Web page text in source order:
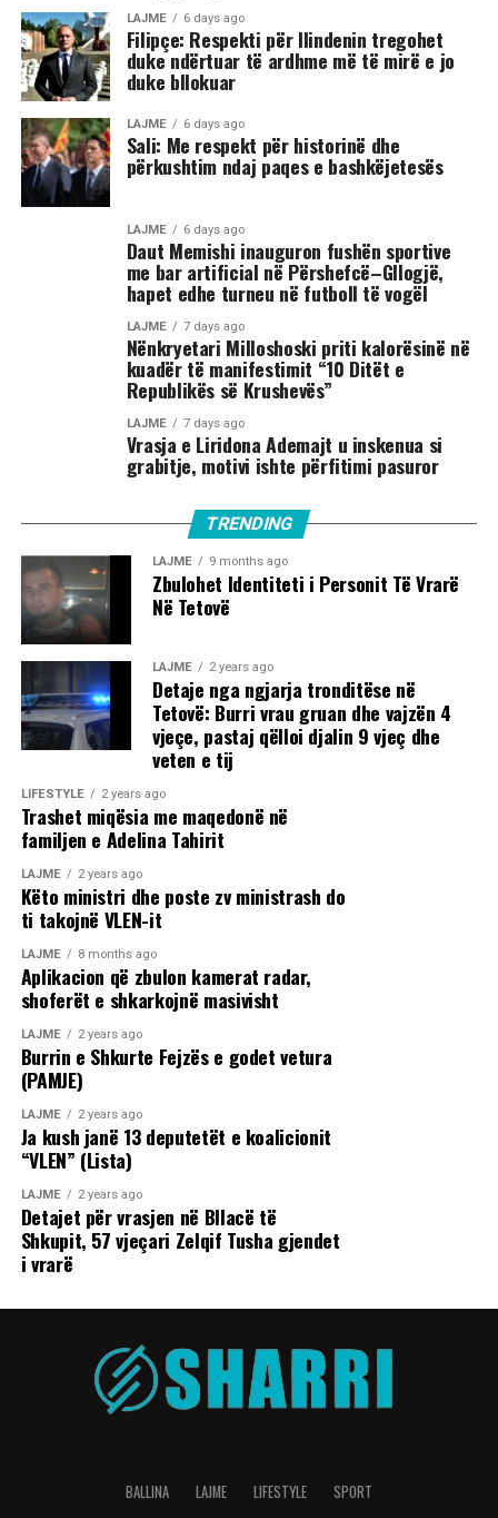
LAJME 6 days ago
Filipçe: Respekti për Ilindenin tregohet
duke ndërtuar të ardhme më të mirë e jo
duke bllokuar
LAJME 6 days ago
Sali: Me respekt për historinë dhe
përkushtim ndaj paqes e bashkëjetesës
LAJME 6 days ago
Daut Memishi inauguron fushën sportive
me bar artificial në Përshefcë–Gllogjë,
hapet edhe turneu në futboll të vogël
LAJME 7 days ago
Nënkryetari Milloshoski priti kalorësinë në
kuadër të manifestimit “10 Ditët e
Republikës së Krushevës”
LAJME 7 days ago
Vrasja e Liridona Ademajt u inskenua si
grabitje, motivi ishte përfitimi pasuror
TRENDING
LAJME 9 months ago
Zbulohet Identiteti i Personit Të Vrarë
Në Tetovë
LAJME 2 years ago
Detaje nga ngjarja tronditëse në
Tetovë: Burri vrau gruan dhe vajzën 4
vjeçe, pastaj qëlloi djalin 9 vjeç dhe
veten e tij
LIFESTYLE 2 years ago
Trashet miqësia me maqedonë në
familjen e Adelina Tahirit
LAJME 2 years ago
Këto ministri dhe poste zv ministrash do
ti takojnë VLEN-it
LAJME 8 months ago
Aplikacion që zbulon kamerat radar,
shoferët e shkarkojnë masivisht
LAJME 2 years ago
Burrin e Shkurte Fejzës e godet vetura
(PAMJE)
LAJME 2 years ago
Ja kush janë 13 deputetët e koalicionit
“VLEN” (Lista)
LAJME 2 years ago
Detajet për vrasjen në Bllacë të
Shkupit, 57 vjeçari Zelqif Tusha gjendet
i vrarë
BALLINA LAJME LIFESTYLE SPORT